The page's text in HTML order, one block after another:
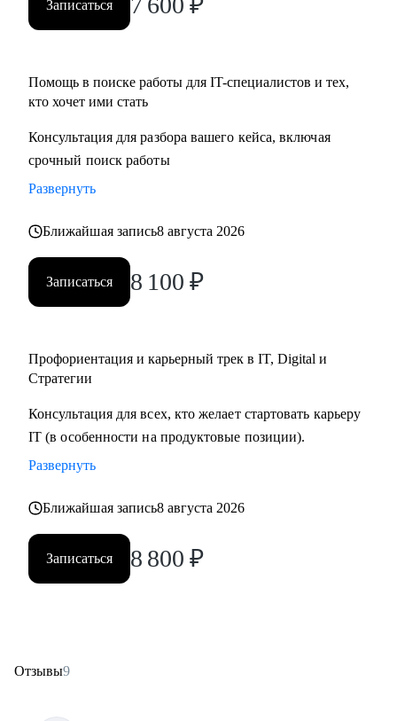
• Определим стратегию поиска подходящей роли и
Кому могу помочь:
• Product-менеджерам/Владельцам продуктов;
• Руководителям проектов/Руководителям стратегических
проектов;
• Специалистам по стратегии, инвестициям и консалтингу,
а также высшему и среднему менеджменту;
• Продуктовым аналитикам/Бизнес-аналитикам;
• Всем не IT-специалистам, которые хотят перейти в IT.
Записаться
Помощь в поиске работы для IT-специалистов и тех,
кто хочет ими стать
Консультация для разбора вашего кейса, включая
срочный поиск работы
Развернуть
Ближайшая запись8 августа 2026
Записаться 8 100 ₽
Профориентация и карьерный трек в IT, Digital и
Стратегии
Консультация для всех, кто желает стартовать карьеру
IT (в особенности на продуктовые позиции).
Развернуть
Ближайшая запись8 августа 2026
Записаться 8 800 ₽
Отзывы9